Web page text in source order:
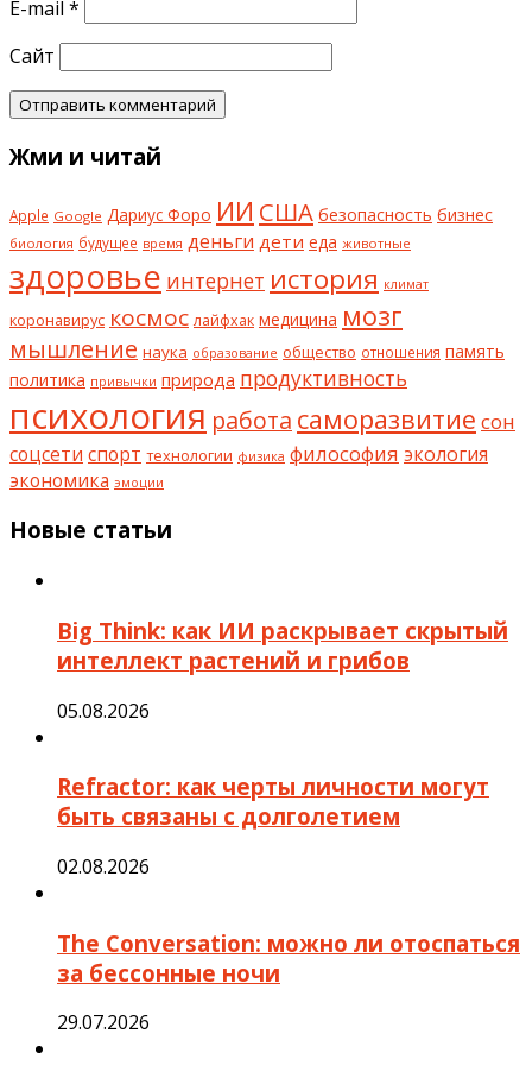
E-mail *
Сайт
Жми и читай
Apple Google Дариус Форо ИИ США безопасность бизнес
биология будущее время деньги дети еда животные
здоровье интернет история климат
коронавирус космос лайфхак медицина мозг
мышление наука образование общество отношения память
политика привычки природа продуктивность
психология работа саморазвитие сон
соцсети спорт технологии физика философия экология
экономика эмоции
Новые статьи
Big Think: как ИИ раскрывает скрытый
интеллект растений и грибов
05.08.2026
Refractor: как черты личности могут
быть связаны с долголетием
02.08.2026
The Conversation: можно ли отоспаться
за бессонные ночи
29.07.2026